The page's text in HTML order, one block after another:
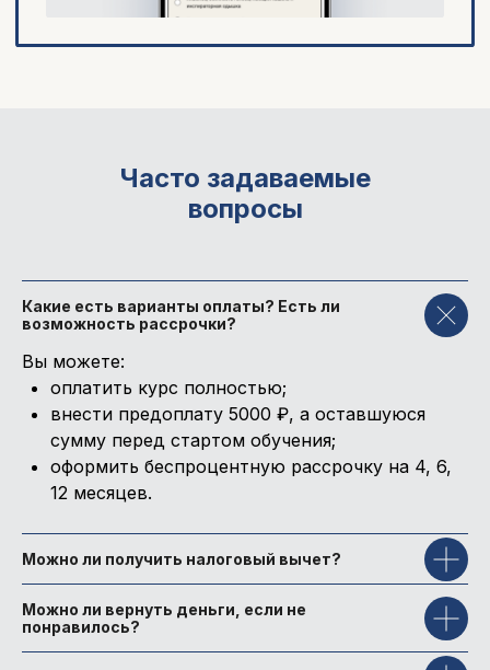
Часто задаваемые
вопросы
Какие есть варианты оплаты? Есть ли
возможность рассрочки?
Вы можете:
оплатить курс полностью;
внести предоплату 5000 ₽, а оставшуюся
сумму перед стартом обучения;
оформить беспроцентную рассрочку на 4, 6,
12 месяцев.
Можно ли получить налоговый вычет?
Можно ли вернуть деньги, если не
понравилось?